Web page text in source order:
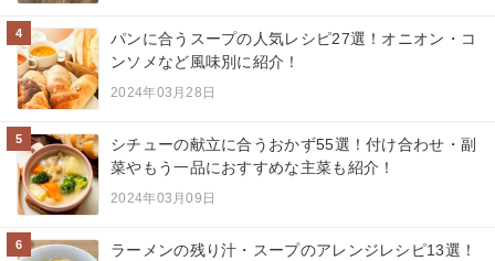
4
パンに合うスープの人気レシピ27選！オニオン・コ
ンソメなど風味別に紹介！
2024年03月28日
5
シチューの献立に合うおかず55選！付け合わせ・副
菜やもう一品におすすめな主菜も紹介！
2024年03月09日
6
ラーメンの残り汁・スープのアレンジレシピ13選！